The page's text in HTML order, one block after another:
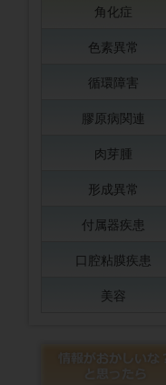
角化症
色素異常
循環障害
膠原病関連
肉芽腫
形成異常
付属器疾患
口腔粘膜疾患
美容